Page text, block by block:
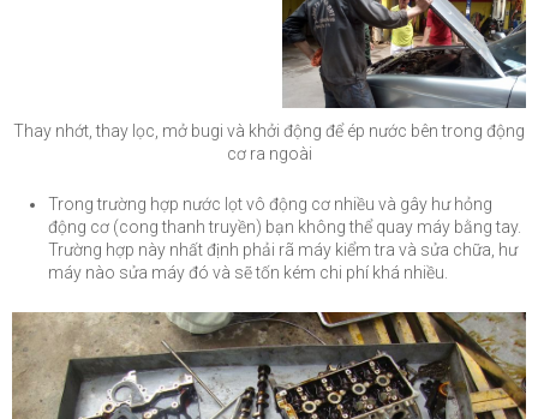
Thay nhớt, thay lọc, mở bugi và khởi động để ép nước bên trong động
cơ ra ngoài
Trong trường hợp nước lọt vô động cơ nhiều và gây hư hỏng
động cơ (cong thanh truyền) bạn không thể quay máy bằng tay.
Trường hợp này nhất định phải rã máy kiểm tra và sửa chữa, hư
máy nào sửa máy đó và sẽ tốn kém chi phí khá nhiều.